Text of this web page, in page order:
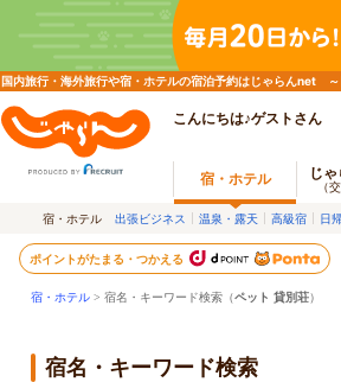
国内旅行・海外旅行や宿・ホテルの宿泊予約はじゃらんnet
こんにちは♪ゲストさん
宿・ホテル じ
（
宿・ホテル 出張ビジネス 温泉・露天 高級宿 日
ポイントがたまる・つかえる
宿・ホテル > 宿名・キーワード検索（ペット 貸別荘）
宿名・キーワード検索